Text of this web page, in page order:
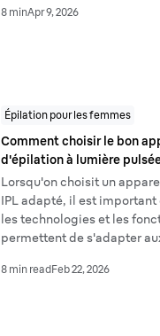
aide à réduire les
8 minApr 9, 2026
Épilation pour les femmes
Comment choisir le bon
d'épilation à lumière
Lorsqu'on choisit un
IPL adapté, il est
les technologies et les
permettent de s'adapter
corps, telles que le
8 min readFeb 22, 2026